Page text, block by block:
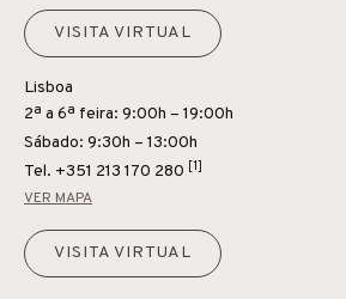
VISITA VIRTUAL
Lisboa
2ª a 6ª feira: 9:00h – 19:00h
Sábado: 9:30h – 13:00h
Tel. +351 213 170 280 [1]
VER MAPA
VISITA VIRTUAL